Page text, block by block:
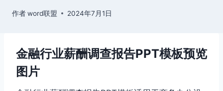
作者word联盟 2024年7月1日
金融行业薪酬调查报告PPT模板预览
图片